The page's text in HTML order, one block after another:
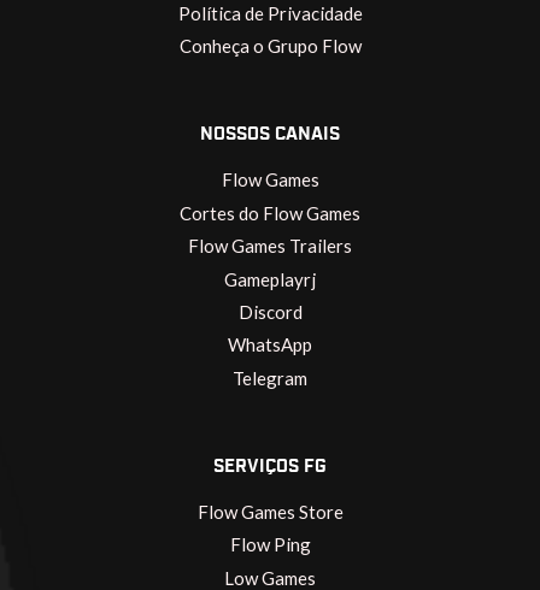
Política de Privacidade
Conheça o Grupo Flow
NOSSOS CANAIS
Flow Games
Cortes do Flow Games
Flow Games Trailers
Gameplayrj
Discord
WhatsApp
Telegram
SERVIÇOS FG
Flow Games Store
Flow Ping
Low Games